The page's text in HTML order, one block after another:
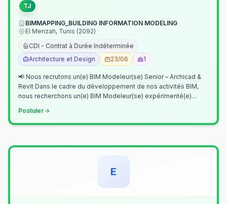
TJ
BIMMAPPING_BUILDING INFORMATION MODELING
El Menzah, Tunis (2092)
CDI - Contrat à Durée Indéterminée
Architecture et Design
23/06 1
📢 Nous recrutons un(e) BIM Modeleur(se) Senior – Archicad &
Revit Dans le cadre du développement de nos activités BIM,
nous recherchons un(e) BIM Modeleur(se) expérimenté(e)
Postuler
E